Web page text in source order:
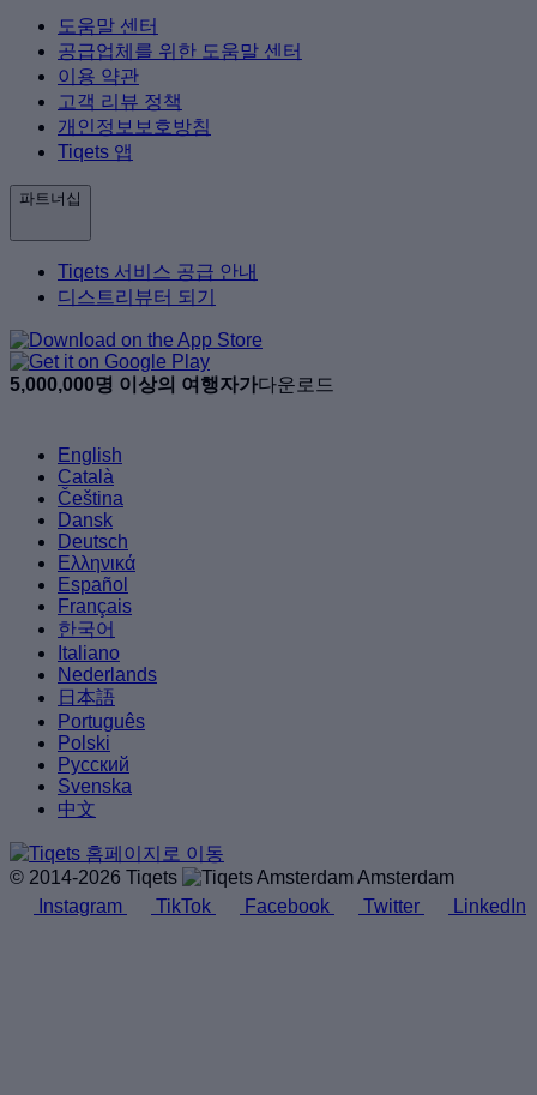
도움말 센터
공급업체를 위한 도움말 센터
이용 약관
고객 리뷰 정책
개인정보보호방침
Tiqets 앱
파트너십
Tiqets 서비스 공급 안내
디스트리뷰터 되기
5,000,000명 이상의 여행자가다운로드
English
Català
Čeština
Dansk
Deutsch
Ελληνικά
Español
Français
한국어
Italiano
Nederlands
日本語
Português
Polski
Русский
Svenska
中文
© 2014-2026 Tiqets
Amsterdam
Instagram
TikTok Facebook Twitter LinkedIn